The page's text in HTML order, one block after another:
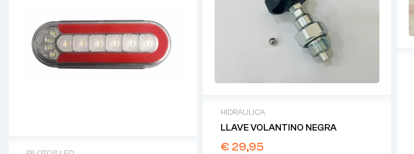
HIDRAULICA
LLAVE VOLANTINO NEGRA
€ 29,95